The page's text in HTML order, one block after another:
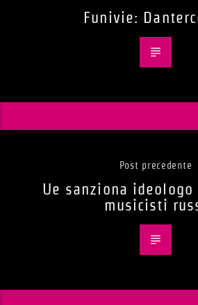
Funivie:
Post precedente
Ue sanziona
musicisti